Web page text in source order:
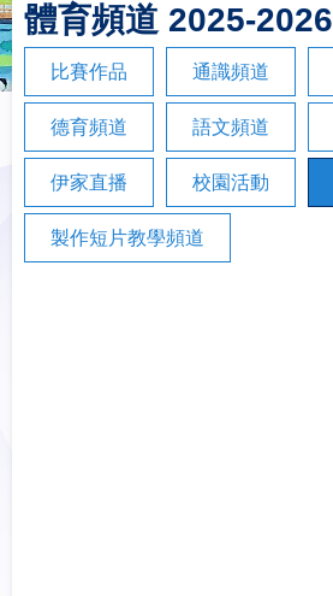
體育頻道 2025-2026
比賽作品 通識頻道
德育頻道 語文頻道
伊家直播 校園活動
製作短片教學頻道